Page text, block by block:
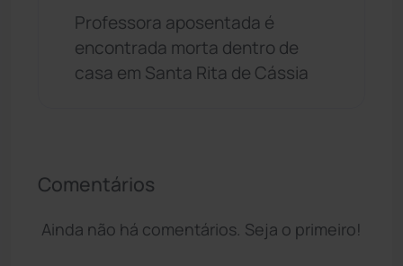
Professora aposentada é
encontrada morta dentro de
casa em Santa Rita de Cássia
Comentários
Ainda não há comentários. Seja o primeiro!